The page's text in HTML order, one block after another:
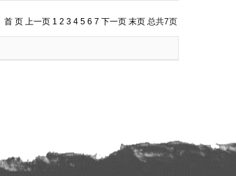
首 页 上一页 1 2 3 4 5 6 7 下一页 末页 总共7页